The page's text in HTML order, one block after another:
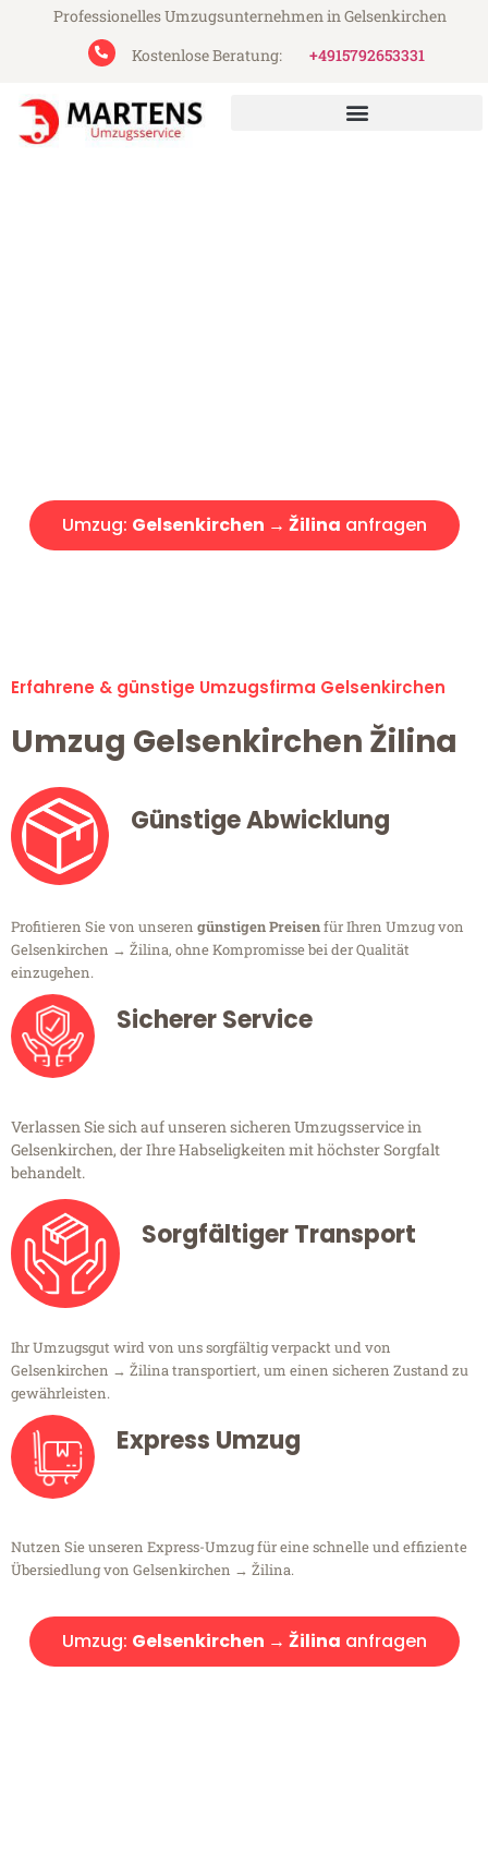
Professionelles Umzugsunternehmen in Gelsenkirchen
Kostenlose Beratung:
+4915792653331
Umzug: Gelsenkirchen → Žilina anfragen
Erfahrene & günstige Umzugsfirma Gelsenkirchen
Umzug Gelsenkirchen Žilina
Günstige Abwicklung
Profitieren Sie von unseren günstigen Preisenfür Ihren Umzug von
Gelsenkirchen → Žilina, ohne Kompromisse bei der Qualität
einzugehen.
Sicherer Service
Verlassen Sie sich auf unseren sicheren Umzugsservice in
Gelsenkirchen, der Ihre Habseligkeiten mit höchster Sorgfalt
behandelt.
Sorgfältiger Transport
Ihr Umzugsgut wird von uns sorgfältig verpackt und von
Gelsenkirchen → Žilina transportiert, um einen sicheren Zustand zu
gewährleisten.
Express Umzug
Nutzen Sie unseren Express-Umzug für eine schnelle und effiziente
Übersiedlung von Gelsenkirchen → Žilina.
Umzug: Gelsenkirchen → Žilina anfragen